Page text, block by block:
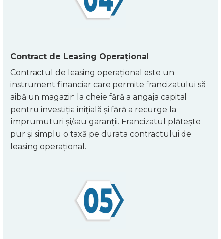
Contract de Leasing Operațional
Contractul de leasing operațional este un
instrument financiar care permite francizatului să
aibă un magazin la cheie fără a angaja capital
pentru investiția inițială și fără a recurge la
împrumuturi și/sau garanții. Francizatul plătește
pur și simplu o taxă pe durata contractului de
leasing operațional.